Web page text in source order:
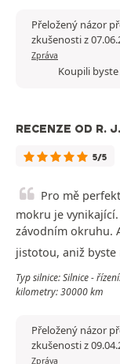
Přeložený názor
zkušenosti z
Zpráva
Koupili
RECENZE OD R. J.
5/5
Pro mě
mokru je
závodním okruhu.
jistotou, aniž
Typ silnice: Silnice -
kilometry: 30000 km
Přeložený názor
zkušenosti z
Zpráva